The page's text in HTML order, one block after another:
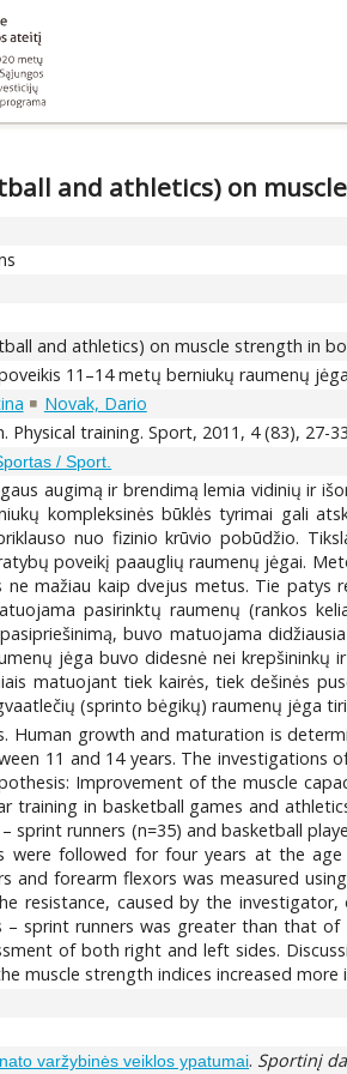
and athletics) on
and athletics) on muscle strength in
11–14 metų berniukų raumenų
Novak, Dario
Physical training. Sport, 2011, 4 (83), 27-33
/ Sport.
augimą ir brendimą lemia vidinių ir
kompleksinės būklės tyrimai gali
nuo fizinio krūvio pobūdžio.
poveikį paauglių raumenų jėgai.
ne mažiau kaip dvejus metus. Tie
pasirinktų raumenų (rankos
buvo matuojama
jėga buvo didesnė nei
matuojant tiek kairės, tiek dešinės
(sprinto bėgikų) raumenų jėga
Human growth and maturation is
11 and 14 years. The
Improvement of the muscle
training in basketball games and
sprint runners (n=35) and basketball
were followed for four years at the
and forearm flexors was measured
resistance, caused by the
sprint runners was greater than that
of both right and left sides.
muscle strength indices increased
varžybinės veiklos ypatumai. Sportinį